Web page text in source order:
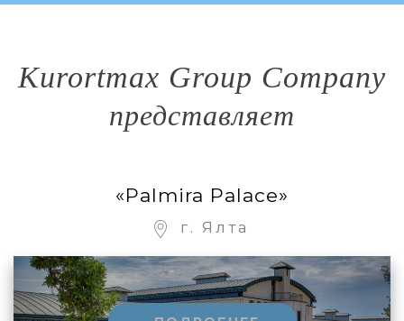
Kurortmax Group Company
представляет
«Palmira Palace»
г. Ялта